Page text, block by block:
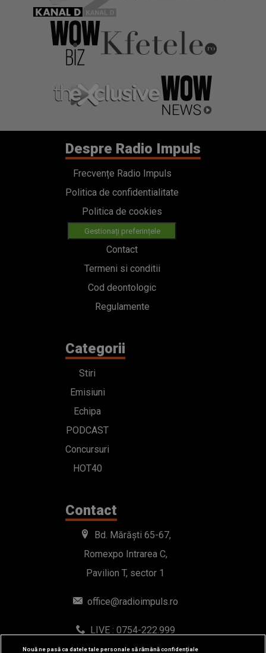
Despre Radio Impuls
Frecvențe Radio Impuls
Politica de confidentialitate
Politica de cookies
Gestionați preferințele
Contact
Termeni si conditii
Cod deontologic
Regulamente
Categorii
Stiri
Emisiuni
Echipa
PODCAST
Concursuri
HOT40
Contact
Bd. Mărăști 65-67,
Romexpo Intrarea C,
Pavilion T, sector 1
office@radioimpuls.ro
LIVE : 0754-222.999
WhatsApp: 0754-222.999
Nouă ne pasă ca datele tale personale să rămână confidențiale